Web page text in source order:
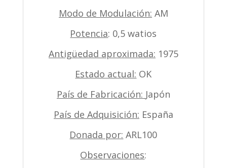
Modo de Modulación: AM
Potencia: 0,5 watios
Antigüedad aproximada: 1975
Estado actual: OK
País de Fabricación: Japón
País de Adquisición: España
Donada por: ARL100
Observaciones: